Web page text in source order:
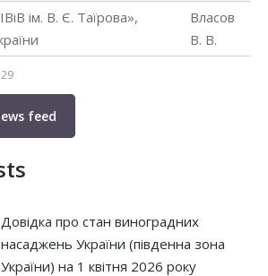
ім. В. Є. Таїрова»,
Власов
В. В.
feed
Довідка про стан виноградних
насаджень України (південна зона
України) на 1 квітня 2026 року